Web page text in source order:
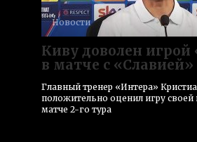
Новости
Киву доволен игрой
в матче с «Славией»
Главный тренер «Интера»
положительно оценил игру
матче 2-го тура